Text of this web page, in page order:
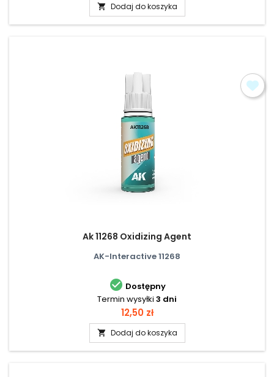
 Dodaj do koszyka
Ak 11268 Oxidizing Agent
AK-Interactive 11268
 Dostępny
Termin wysyłki 3 dni
Cena
12,50 zł
 Dodaj do koszyka